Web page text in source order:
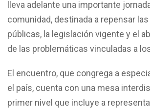
lleva adelante una importante
comunidad, destinada a repensar
públicas, la legislación vigente y el
de las problemáticas vinculadas a
El encuentro, que congrega a
el país, cuenta con una mesa
primer nivel que incluye a